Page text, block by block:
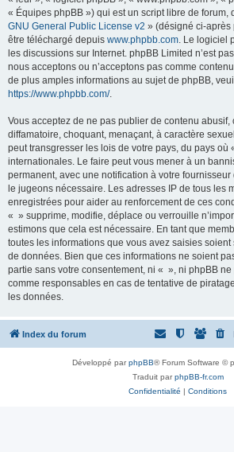
« Équipes phpBB ») qui est un script libre de forum,
GNU General Public License v2 » (désigné ci-après
être téléchargé depuis www.phpbb.com. Le logiciel
les discussions sur Internet. phpBB Limited n’est
nous acceptons ou n’acceptons pas comme
de plus amples informations au sujet de phpBB,
https://www.phpbb.com/.
Vous acceptez de ne pas publier de contenu abusif,
diffamatoire, choquant, menaçant, à caractère
peut transgresser les lois de votre pays, du pays
internationales. Le faire peut vous mener à un
permanent, avec une notification à votre fournisseur
le jugeons nécessaire. Les adresses IP de tous les
enregistrées pour aider au renforcement de ces
« » supprime, modifie, déplace ou verrouille
estimons que cela est nécessaire. En tant que
toutes les informations que vous avez saisies
de données. Bien que ces informations ne soient
partie sans votre consentement, ni « », ni phpBB
comme responsables en cas de tentative de
les données.
Index du forum
Développé parphpBB® Forum Software ©
Traduit parphpBB-fr.com
Confidentialité | Conditions